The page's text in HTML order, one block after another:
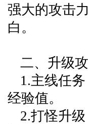
强大的攻击
白。
二、升级
1.主线任
经验值。
2.打怪升